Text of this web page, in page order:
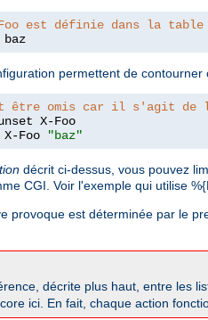
est définie dans la table
baz
permettent de
être omis car il s'agit de
Foo "baz"
décrit ci-dessus, vous pouvez
CGI. Voir l'exemple qui utilise
provoque est déterminée par le
décrite plus haut, entre les
ici. En fait, chaque action